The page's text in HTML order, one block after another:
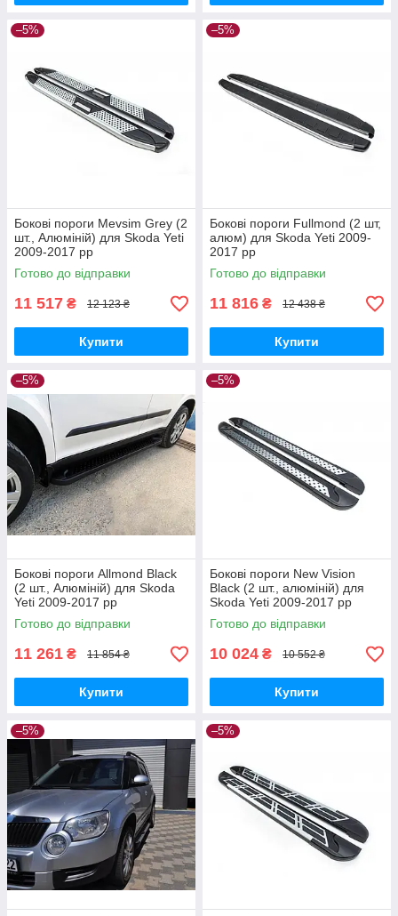
–5%
Бокові пороги Mevsim Grey (2
шт., Алюміній) для Skoda Yeti
2009-2017 рр
Готово до відправки
11 517 ₴ 12 123 ₴
Купити
–5%
Бокові пороги Fullmond (2 шт,
алюм) для Skoda Yeti 2009-
2017 рр
Готово до відправки
11 816 ₴ 12 438 ₴
Купити
–5%
Бокові пороги Allmond Black
(2 шт., Алюміній) для Skoda
Yeti 2009-2017 рр
Готово до відправки
11 261 ₴ 11 854 ₴
Купити
–5%
Бокові пороги New Vision
Black (2 шт., алюміній) для
Skoda Yeti 2009-2017 рр
Готово до відправки
10 024 ₴ 10 552 ₴
Купити
–5% –5%